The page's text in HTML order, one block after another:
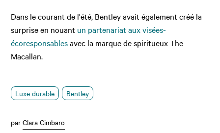
Dans le courant de l'été, Bentley avait également créé la
surprise en nouant un partenariat aux visées-
écoresponsablesavec la marque de spiritueux The
Macallan.
Luxe durable Bentley
parClara Cimbaro